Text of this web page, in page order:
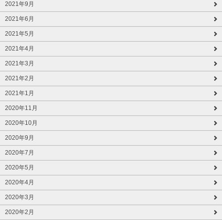
2021年9月
2021年6月
2021年5月
2021年4月
2021年3月
2021年2月
2021年1月
2020年11月
2020年10月
2020年9月
2020年7月
2020年5月
2020年4月
2020年3月
2020年2月